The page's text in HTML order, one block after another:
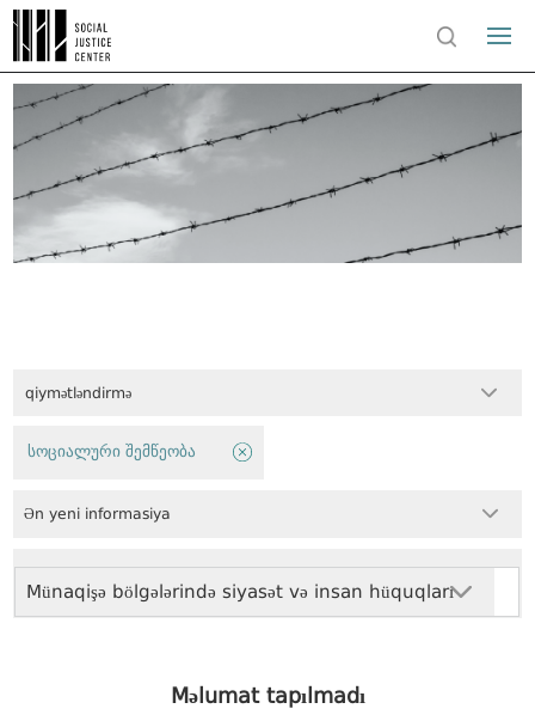
qiymətləndirmə
Münaqişə bölgələrində siyasət və insan hüquqları
სოციალური შემწეობა
Ən yeni informasiya
Məlumat tapılmadı